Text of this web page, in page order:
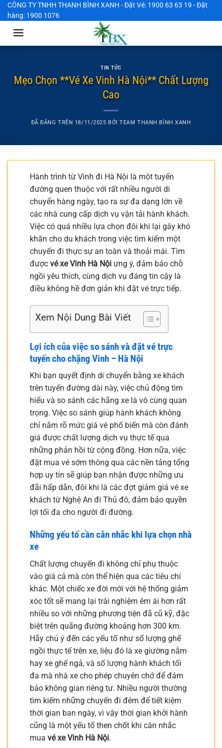
Chuyển
đến
CÔNG TY TNHH THANH BÌNH XANH - Đặt Vé: 1900 63 63 19 - Đặt
hàng: 1900 1076
TIN TỨC
Mẹo Chọn **Vé Xe Vinh Hà Nội** Chất Lượng
Cao
ĐÃ ĐĂNG TRÊN 18/11/2025 BỞITEAM THANH BÌNH XANH
Hành trình từ Vinh đi Hà Nội là một tuyến
đường quen thuộc với rất nhiều người di
chuyển hàng ngày, tạo ra sự đa dạng lớn về
các nhà cung cấp dịch vụ vận tải hành khách.
Việc có quá nhiều lựa chọn đôi khi lại gây khó
khăn cho du khách trong việc tìm kiếm một
chuyến đi thực sự an toàn và thoải mái. Tìm
được vé xe Vinh Hà Nội ưng ý, đảm bảo chỗ
ngồi yêu thích, cùng dịch vụ đáng tin cậy là
điều không hề đơn giản khi đặt vé trực tiếp.
Xem Nội Dung Bài Viết
Lợi ích của việc so sánh và đặt vé trực
tuyến cho chặng Vinh – Hà Nội
Khi bạn quyết định di chuyển bằng xe khách
trên tuyến đường dài này, việc chủ động tìm
hiểu và so sánh các hãng xe là vô cùng quan
trọng. Việc so sánh giúp hành khách không
chỉ nắm rõ mức giá vé phổ biến mà còn đánh
giá được chất lượng dịch vụ thực tế qua
những phản hồi từ cộng đồng. Hơn nữa, việc
đặt mua vé sớm thông qua các nền tảng tổng
hợp uy tín sẽ giúp bạn nhận được những ưu
đãi hấp dẫn, đôi khi là các đợt giảm giá vé xe
khách từ Nghệ An đi Thủ đô, đảm bảo quyền
lợi tối đa cho người đi đường.
Những yếu tố cần cân nhắc khi lựa chọn nhà
xe
Chất lượng chuyến đi không chỉ phụ thuộc
vào giá cả mà còn thể hiện qua các tiêu chí
khác. Một chiếc xe đời mới với hệ thống giảm
xóc tốt sẽ mang lại trải nghiệm êm ái hơn rất
nhiều so với những phương tiện đã cũ kỹ, đặc
biệt trên quãng đường khoảng hơn 300 km.
Hãy chú ý đến các yếu tố như số lượng ghế
ngồi thực tế trên xe, liệu đó là xe giường nằm
hay xe ghế ngả, và số lượng hành khách tối
đa mà nhà xe cho phép chuyên chở để đảm
bảo không gian riêng tư. Nhiều người thường
tìm kiếm những chuyến đi đêm để tiết kiệm
thời gian ban ngày, vì vậy thời gian khởi hành
cũng là một yếu tố then chốt khi cân nhắc
mua vé xe Vinh Hà Nội.